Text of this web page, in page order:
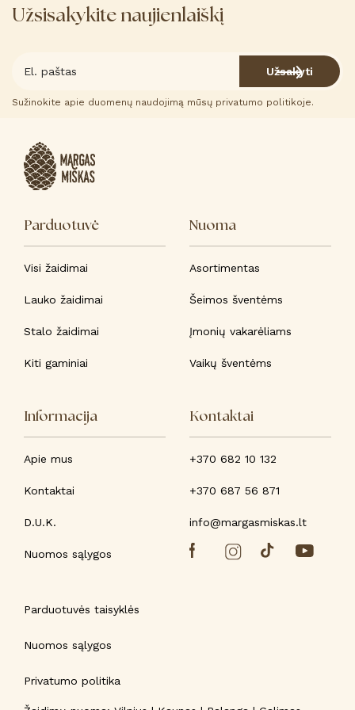
options
on
Užsisakykite naujienlaiškį
Užsakyti
Sužinokite apie duomenų naudojimą mūsų privatumo politikoje.
Parduotuvė
Visi žaidimai
Lauko žaidimai
Stalo žaidimai
Kiti gaminiai
Nuoma
Asortimentas
Šeimos šventėms
Įmonių vakarėliams
Vaikų šventėms
Informacija
Apie mus
Kontaktai
D.U.K.
Nuomos sąlygos
Kontaktai
+370 682 10 132
+370 687 56 871
info@margasmiskas.lt
Parduotuvės taisyklės
Nuomos sąlygos
Privatumo politika